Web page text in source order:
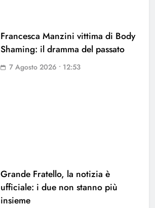
Francesca Manzini vittima di Body
Shaming: il dramma del passato
7 Agosto 2026 • 12:53
Grande Fratello, la notizia è
ufficiale: i due non stanno più
insieme